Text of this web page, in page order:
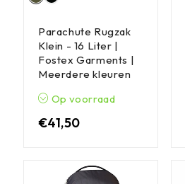
Parachute Rugzak
Klein - 16 Liter |
Fostex Garments |
Meerdere kleuren
Op voorraad
€41,50